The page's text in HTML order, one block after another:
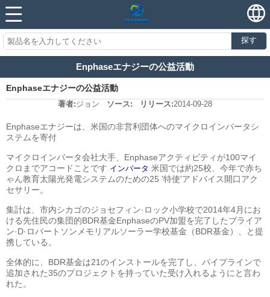
探す
Enphaseエナジーの公益活動
Enphaseエナジーの公益活動
著者:ジョン ソース: リリース:2014-09-28
Enphaseエナジーは、米国の非営利団体へのマイクロインバータシ
ステムを寄付
マイクロインバータ会社大手、Enphaseアクティビティが100マイ
クロまでアコードことです インバータ 米国では約25校、今年で赤ち
ゃん教育太陽光発電システムのための25 '特使'アドバイス開口アク
セサリー。
集計は、市内シカゴのジョセフィン·ロック小学校で2014年4月にお
ける先住民の集団的BDR基金EnphaseのPV加盟を完了したブライア
ン·D·ロバートソンメモリアルソーラー学校基金（BDR基金）、と提
携している。
全体的に、BDR基金は21のインストールを完了し、パイプラインで
追加された35のプロジェクトを持っていた受け入れるようにと言わ
れた。